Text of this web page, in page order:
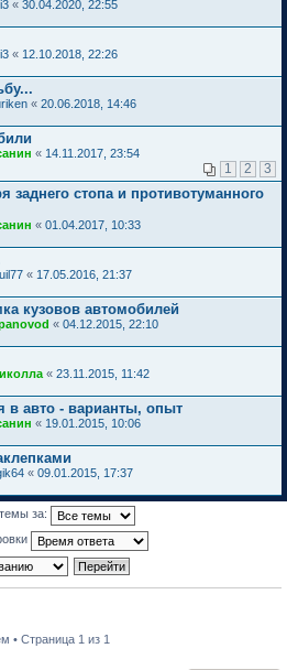
« 30.04.2020, 22:55
« 12.10.2018, 22:26
« 20.06.2018, 14:46
« 14.11.2017, 23:54
1 2 3
заднего стопа и противотуманного
« 01.04.2017, 10:33
« 17.05.2016, 21:37
кузовов автомобилей
« 04.12.2015, 22:10
« 23.11.2015, 11:42
в авто - варианты, опыт
« 19.01.2015, 10:06
« 09.01.2015, 17:37
за:
• Страница 1 из 1